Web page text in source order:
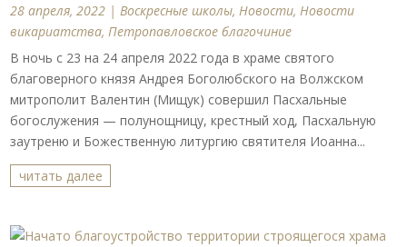
28 апреля, 2022 |Воскресные школы,Новости,Новости
викариатства,Петропавловское благочиние
В ночь с 23 на 24 апреля 2022 года в храме святого
благоверного князя Андрея Боголюбского на Волжском
митрополит Валентин (Мищук) совершил Пасхальные
богослужения — полунощницу, крестный ход, Пасхальную
заутреню и Божественную литургию святителя Иоанна...
читать далее